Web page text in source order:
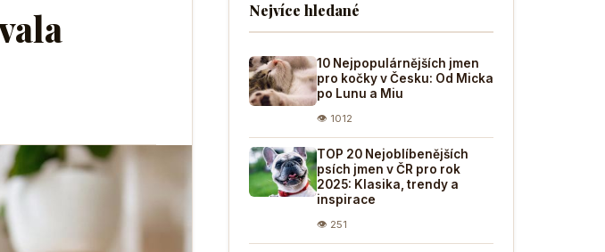
Nejvíce hledané
10 Nejpopulárnějších jmen
pro kočky v Česku: Od Micka
po Lunu a Miu
👁 1012
TOP 20 Nejoblíbenějších
psích jmen v ČR pro rok
2025: Klasika, trendy a
inspirace
👁 251